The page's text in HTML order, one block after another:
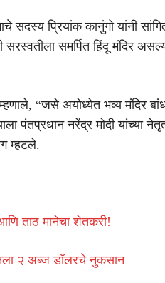
सदस्य प्रियांक कानुंगो यांनी
सरस्वतीला समर्पित हिंदू मंदिर
म्हणाले, “जसे अयोध्येत भव्य मंदिर
पंतप्रधान नरेंद्र मोदी यांच्या
म्हटले.
ताठ मानेचा शेतकरी!
२ अब्ज डॉलरचे नुकसान